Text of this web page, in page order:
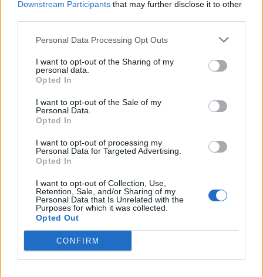
Downstream Participants that may further disclose it to other
Personal Data Processing Opt Outs
I want to opt-out of the Sharing of my
personal data.
Opted In
I want to opt-out of the Sale of my
Personal Data.
Opted In
I want to opt-out of processing my
Personal Data for Targeted Advertising.
Opted In
I want to opt-out of Collection, Use,
Retention, Sale, and/or Sharing of my
Personal Data that Is Unrelated with the
Purposes for which it was collected.
Opted Out
CONFIRM
-Beppina-
Piace acastellana ,kingmob altri 4
macchè
Barone del forum
340..Principe dei pitoni.. ..sempre al maschile però.
17 ottobre 2017
castellana, kingmob